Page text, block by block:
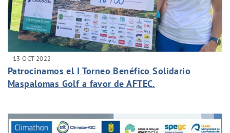
13 OCT 2022
Patrocinamos el I Torneo Benéfico Solidario
Maspalomas Golf a favor de AFTEC.